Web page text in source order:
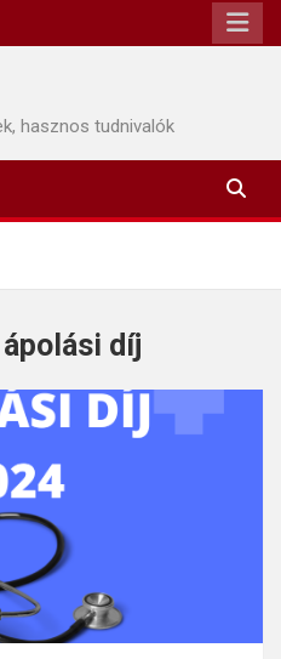
hasznos tudnivalók
díj